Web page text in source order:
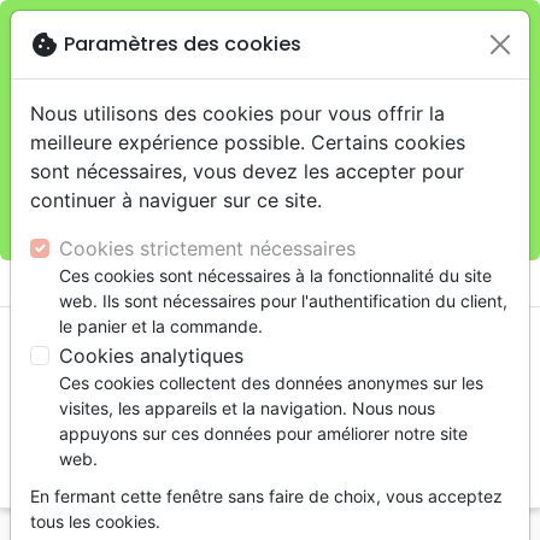
Je veux retirer ma commande au 11 rue de Rive,
Genèveclose
warningCette boutique en ligne est limitée au retrait en
magasin.
Pour les livraisons à domicile, veuillez passer vos
commandes sur la boutique La Maison de la Bible
shopping_cart
cookie Paramètres des cookies
Nous utilisons des cookies pour vous offrir la
meilleure expérience possible. Certains cookies
sont nécessaires, vous devez les accepter pour
continuer à naviguer sur ce site.
Cookies strictement nécessaires
Ces cookies sont nécessaires à la fonctionnalité du site
web. Ils sont nécessaires pour l'authentification du client,
le panier et la commande.
Cookies analytiques
Ces cookies collectent des données anonymes sur les
visites, les appareils et la navigation. Nous nous
appuyons sur ces données pour améliorer notre site
web.
En fermant cette fenêtre sans faire de choix, vous acceptez
tous les cookies.